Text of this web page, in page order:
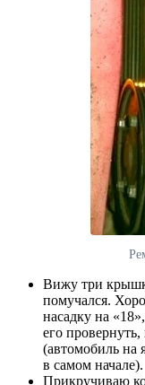
Вижу три
помучался.
насадку на
его
(автомобиль на
в самом начале).
Прикручиваю